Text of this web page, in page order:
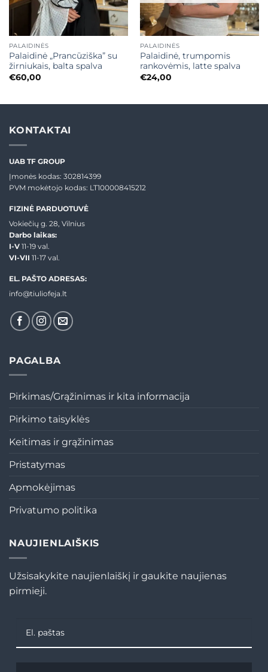
PALAIDINĖS
Palaidinė „Prancūziška” su
žirniukais, balta spalva
€60,00
PALAIDINĖS
Palaidinė, trumpomis
rankovėmis, latte spalva
€24,00
KONTAKTAI
UAB TF GROUP
Įmonės kodas: 302814399
PVM mokėtojo kodas: LT100008415212
FIZINĖ PARDUOTUVĖ
Vokiečių g. 28, Vilnius
Darbo laikas:
I-V 11-19 val.
VI-VII 11-17 val.
EL. PAŠTO ADRESAS:
info@tiuliofeja.lt
PAGALBA
Pirkimas/Grąžinimas ir kita informacija
Pirkimo taisyklės
Keitimas ir grąžinimas
Pristatymas
Apmokėjimas
Privatumo politika
NAUJIENLAIŠKIS
Užsisakykite naujienlaiškį ir gaukite naujienas
pirmieji.